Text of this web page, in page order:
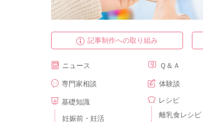
記事制作への取り組み
ニュース
専門家相談
基礎知識
妊娠前・妊活
Ｑ＆Ａ
体験談
レシピ
離乳食レシピ